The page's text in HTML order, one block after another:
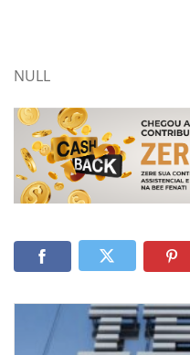
NULL